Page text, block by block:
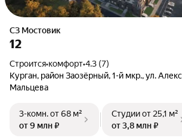
СЗ Мостовик
12
Строится•комфорт•4.3 (7)
Курган, район Заозёрный, 1-й мкр., ул.
Мальцева
3-комн.от 68 м²
от 9 млн ₽
Студииот 25,1 м²
от 3,8 млн ₽